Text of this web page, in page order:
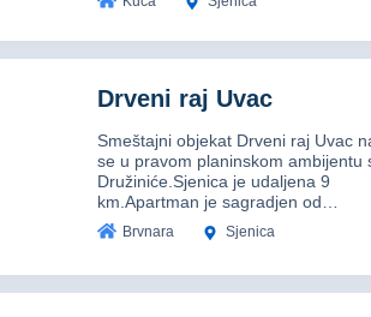
koji se nalazi u selu Vrbnica u
zbog verovanja da ima isceliteljske
Drveni raj Uvac
Smeštajni objekat Drveni raj Uvac
se u pravom planinskom ambijentu
Družiniće.Sjenica je udaljena 9
km.Apartman je sagradjen od…
Brvnara Sjenica